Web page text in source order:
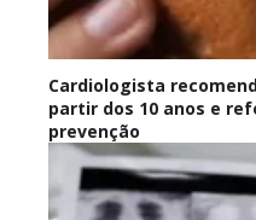
Cardiologista
partir dos 10 anos e
prevenção